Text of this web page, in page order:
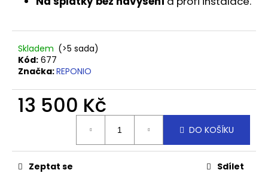
Skladem (>5 sada)
Kód: 677
Značka:REPONIO
13 500 Kč
DO KOŠÍKU
Zeptat se Sdílet
Kč